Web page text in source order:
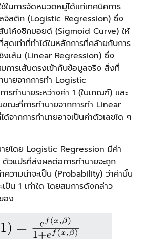
ในการจัดหมวดหมู่ได้แก่เทคนิคการ
ลจิสติก (Logistic Regression) ซึ่ง
นโค้งซิกมอยด์ (Sigmoid Curve) ให้
ดเท่าที่ทำได้ในหลักการที่คล้ายกับการ
ชิงเส้น (Linear Regression) ซึ่ง
การเส้นตรงเข้ากับข้อมูลจริง สิ่งที่
ายจากการทำ Logistic
รทำนายระหว่างค่า 1 (ในเกณฑ์) และ
ณะที่การทำนายจากการทำ Linear
จากการทำนายอาจเป็นค่าตัวเลขใด ๆ
ายโดย Logistic Regression มีค่า
วแปรที่ส่งผลต่อการทำนายจะถูก
ความน่าจะเป็น (Probability) ว่าค่านั้น
ป็น 1 เท่าใด โดยสมการดังกล่าว
อง